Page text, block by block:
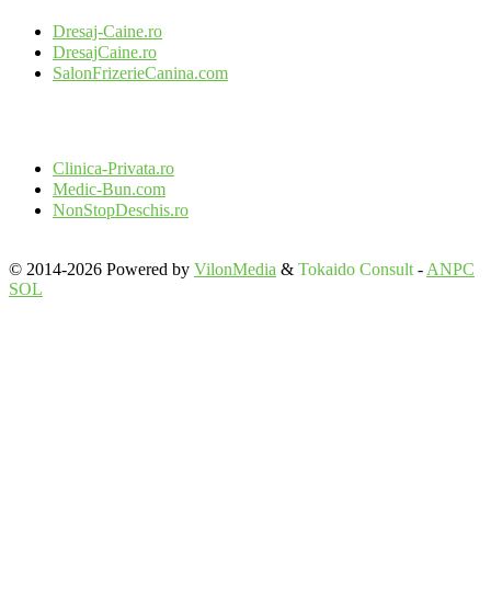
Dresaj-Caine.ro
DresajCaine.ro
SalonFrizerieCanina.com
Clinica-Privata.ro
Medic-Bun.com
NonStopDeschis.ro
© 2014-2026 Powered by VilonMedia & Tokaido Consult-ANPC
SOL